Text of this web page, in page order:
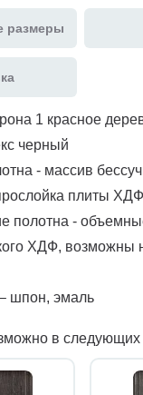
размеры
1 красное
черный
- массив
плиты
полотна -
ХДФ, возможны
шпон, эмаль
в следующих